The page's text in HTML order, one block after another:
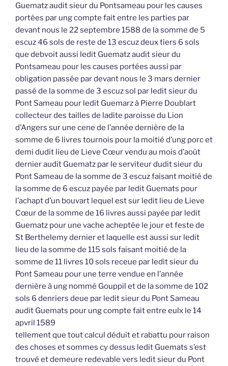
Guematz audit sieur du Pontsameau pour les causes
portées par ung compte fait entre les parties par
devant nous le 22 septembre 1588 de la somme de 5
escuz 46 sols de reste de 13 escuz deux tiers 6 sols
que debvoit aussi ledit Guematz audit sieur du
Pontsameau pour les causes portées aussi par
obligation passée par devant nous le 3 mars dernier
passé de la somme de 3 escuz sol par ledit sieur du
Pont Sameau pour ledit Guemarz à Pierre Doublart
collecteur des tailles de ladite paroisse du Lion
d’Angers sur une cene de l’année dernière de la
somme de 6 livres tournois pour la moitié d’ung porc et
demi dudit lieu de Lieve Cœur vendu au mois d’août
dernier audit Guematz par le serviteur dudit sieur du
Pont Sameau de la somme de 3 escuz faisant moitié de
la somme de 6 escuz payée par ledit Guemats pour
l’achapt d’un bouvart lequel est sur ledit lieu de Lieve
Cœur de la somme de 16 livres aussi payée par ledit
Guematz pour une vache acheptée le jour et feste de
St Berthelemy dernier et laquelle est aussi sur ledit
lieu de la somme de 115 sols faisant moitié de la
somme de 11 livres 10 sols receue par ledit sieur du
Pont Sameau pour une terre vendue en l’année
dernière à ung nommé Gouppil et de la somme de 102
sols 6 denriers deue par ledit sieur du Pont Sameau
audit Guemats pour ung compte fait entre eulx le 14
apvril 1589
tellement que tout calcul déduit et rabattu pour raison
des choses et sommes cy dessus ledit Guemats s’est
trouvé et demeure redevable vers ledit sieur du Pont